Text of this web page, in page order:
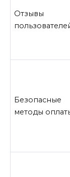
Отзывы
Безопасные
методы